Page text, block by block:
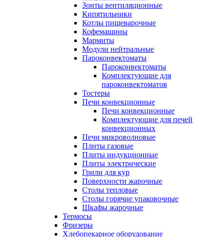
Зонты вентиляционные
Кипятильники
Котлы пищеварочные
Кофемашины
Мармиты
Модули нейтральные
Пароконвектоматы
Пароконвектоматы
Комплектующие для
пароконвектоматов
Тостеры
Печи конвекционные
Печи конвекционные
Комплектующие для печей
конвекционных
Печи микроволновые
Плиты газовые
Плиты индукционные
Плиты электрические
Грили для кур
Поверхности жарочные
Столы тепловые
Столы горячие упаковочные
Шкафы жарочные
Термосы
Фризеры
Хлебопекарное оборудование